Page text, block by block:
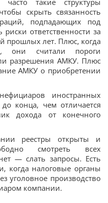
такие структуры
скрыть связанность
подпадающих под
ответственности за
прошлых лет. Плюс, когда
они считали пороги
разрешения АМКУ. Плюс
АМКУ о приобретении
иностранных
конца, чем отличается
дохода от конечного
реестры открыты и
смотреть всех
— слать запросы. Есть
когда налоговые органы
уголовное производство
компании.